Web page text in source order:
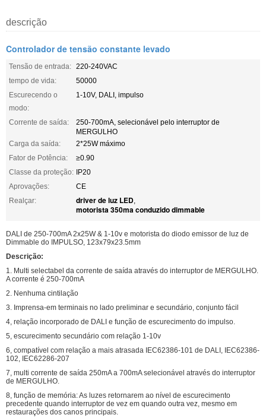
descrição
Controlador de tensão constante levado
Tensão de entrada: 220-240VAC
tempo de vida:
50000
Escurecendo o
modo:
1-10V, DALI, impulso
Corrente de saída:
250-700mA, selecionável pelo interruptor de
MERGULHO
Carga da saída:
2*25W máximo
Fator de Potência:
≥0.90
Classe da proteção: IP20
Aprovações:
CE
Realçar:
driver de luz LED,
motorista 350ma conduzido dimmable
DALI de 250-700mA 2x25W & 1-10v e motorista do diodo emissor de luz de
Dimmable do IMPULSO, 123x79x23.5mm
Descrição:
1. Multi selectabel da corrente de saída através do interruptor de MERGULHO.
A corrente é 250-700mA
2. Nenhuma cintilação
3. Imprensa-em terminais no lado preliminar e secundário, conjunto fácil
4, relação incorporado de DALI e função de escurecimento do impulso.
5, escurecimento secundário com relação 1-10v
6, compatível com relação a mais atrasada IEC62386-101 de DALI, IEC62386-
102, IEC62286-207
7, multi corrente de saída 250mA a 700mA selecionável através do interruptor
de MERGULHO.
8, função de memória: As luzes retornarem ao nível de escurecimento
precedente quando interruptor de vez em quando outra vez, mesmo em
restaurações dos canos principais.